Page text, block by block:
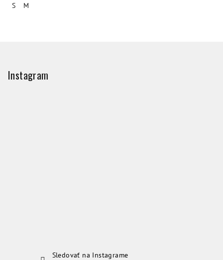
S M
Instagram
Sledovať na Instagrame